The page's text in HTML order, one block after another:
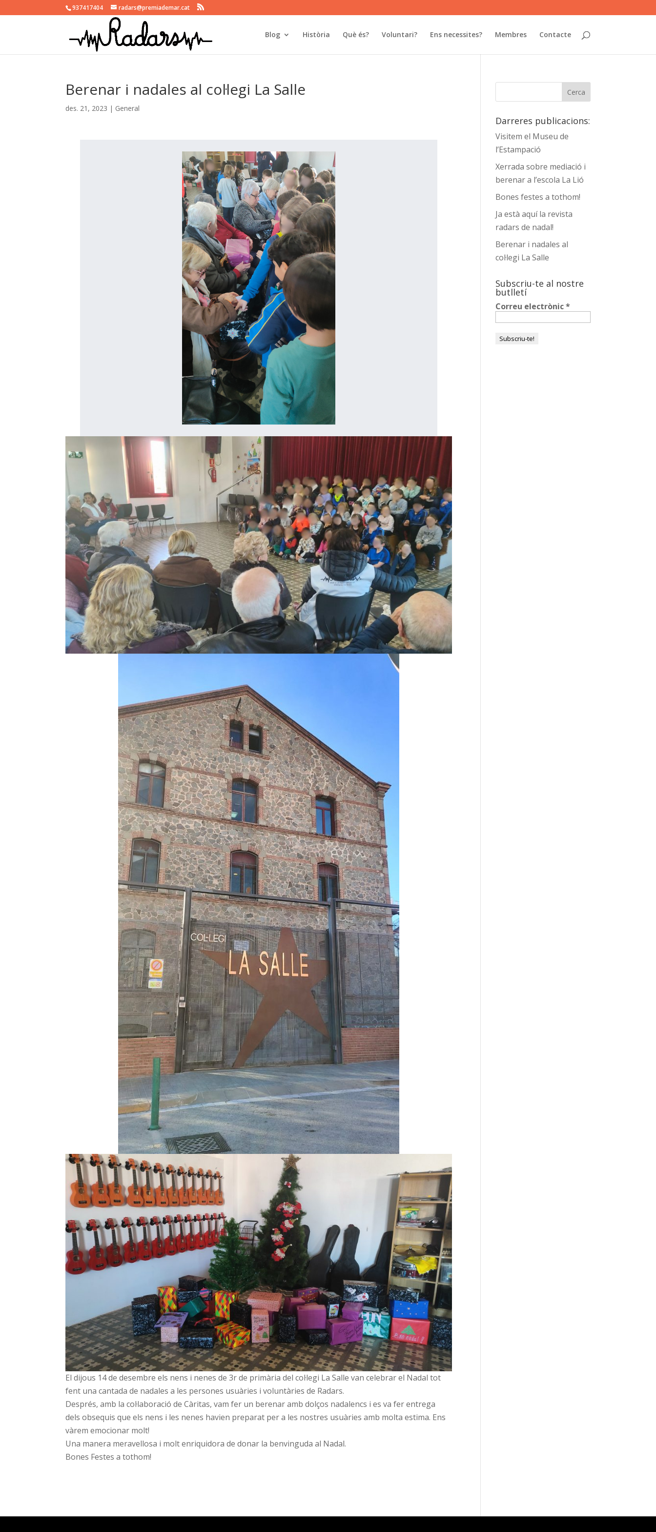
937417404 radars@premiademar.cat
Blog Història Què és? Voluntari? Ens necessites? Membres Contacte
Berenar i nadales al col·legi La Salle
des. 21, 2023 | General
El dijous 14 de desembre els nens i nenes de 3r de primària del col·legi La Salle van celebrar el Nadal tot
fent una cantada de nadales a les persones usuàries i voluntàries de Radars.
Després, amb la col·laboració de Càritas, vam fer un berenar amb dolços nadalencs i es va fer entrega
dels obsequis que els nens i les nenes havien preparat per a les nostres usuàries amb molta estima. Ens
vàrem emocionar molt!
Una manera meravellosa i molt enriquidora de donar la benvinguda al Nadal.
Bones Festes a tothom!
Darreres publicacions:
Visitem el Museu de
l’Estampació
Xerrada sobre mediació i
berenar a l’escola La Lió
Bones festes a tothom!
Ja està aquí la revista
radars de nadal!
Berenar i nadales al
col·legi La Salle
Subscriu-te al nostre
butlletí
Correu electrònic*